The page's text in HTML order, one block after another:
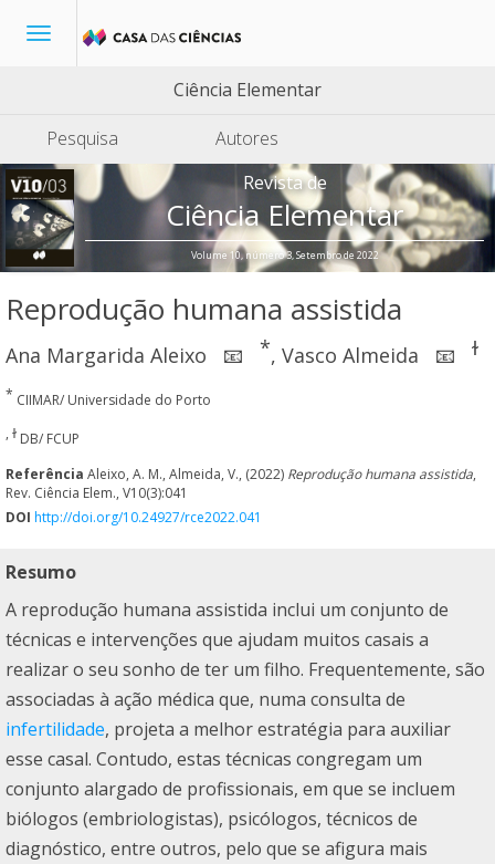
Toggle
Ciência Elementar
Pesquisa
Autores
Revista de
Ciência Elementar
Volume 10, número 3, Setembro de 2022
Reprodução humana assistida
Ana Margarida Aleixo 📧 *, Vasco Almeida 📧 ɫ
* CIIMAR/ Universidade do Porto
, ɫ DB/ FCUP
Referência Aleixo, A. M., Almeida, V., (2022) Reprodução humana assistida,
Rev. Ciência Elem., V10(3):041
DOI http://doi.org/10.24927/rce2022.041
Resumo
A reprodução humana assistida inclui um conjunto de
técnicas e intervenções que ajudam muitos casais a
realizar o seu sonho de ter um filho. Frequentemente, são
associadas à ação médica que, numa consulta de
infertilidade, projeta a melhor estratégia para auxiliar
esse casal. Contudo, estas técnicas congregam um
conjunto alargado de profissionais, em que se incluem
biólogos (embriologistas), psicólogos, técnicos de
diagnóstico, entre outros, pelo que se afigura mais